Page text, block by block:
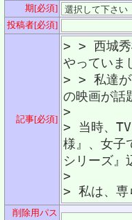
期[必須]
投稿者[必須]
記事[必須]
削除用パス